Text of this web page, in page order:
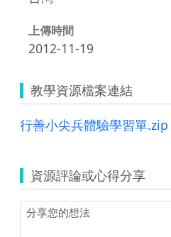
上傳時間
2012-11-19
教學資源檔案連結
行善小尖兵體驗學習單.zip
資源評論或心得分享